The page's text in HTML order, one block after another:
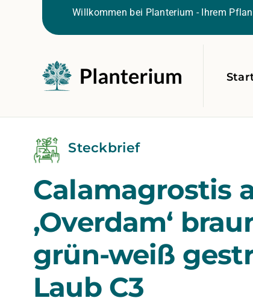
Willkommen bei Planterium - Ihrem
Steckbrief
Calamagrostis
‚Overdam‘
grün-weiß
Laub C3